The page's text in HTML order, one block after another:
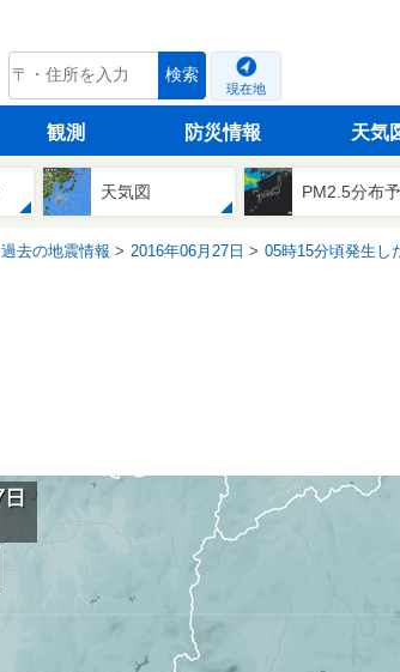
tenki.jp 検索
現在地
観測 防災情報 天気
天気図 PM2.5分布
過去の地震情報 2016年06月27日 05時15分頃発生し